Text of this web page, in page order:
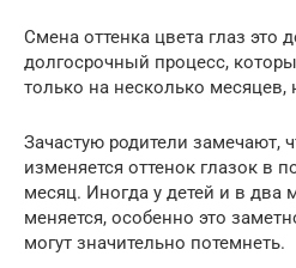
Смена оттенка цвета глаз это
долгосрочный процесс,
только на несколько месяцев,
Зачастую родители замечают,
изменяется оттенок глазок в
месяц. Иногда у детей и в два
меняется, особенно это
могут значительно потемнеть.